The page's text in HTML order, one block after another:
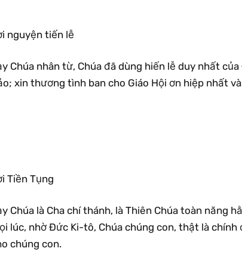
nguyện tiến lễ
Chúa nhân từ, Chúa đã dùng hiến lễ duy nhất
xin thương tình ban cho Giáo Hội ơn hiệp nhất
Tiền Tụng
Chúa là Cha chí thánh, là Thiên Chúa toàn năng
lúc, nhờ Ðức Ki-tô, Chúa chúng con, thật là
chúng con.